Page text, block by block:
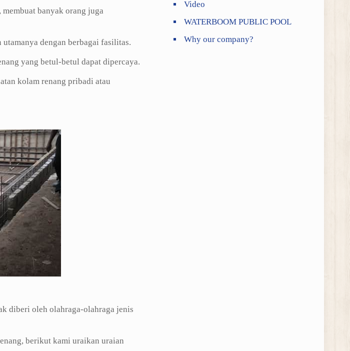
banyak orang juga
dengan berbagai fasilitas.
yang betul-betul dapat dipercaya.
kolam renang pribadi atau
diberi oleh olahraga-olahraga jenis
berikut kami uraikan uraian
Video
WATERBOOM PUBLIC POOL
Why our company?